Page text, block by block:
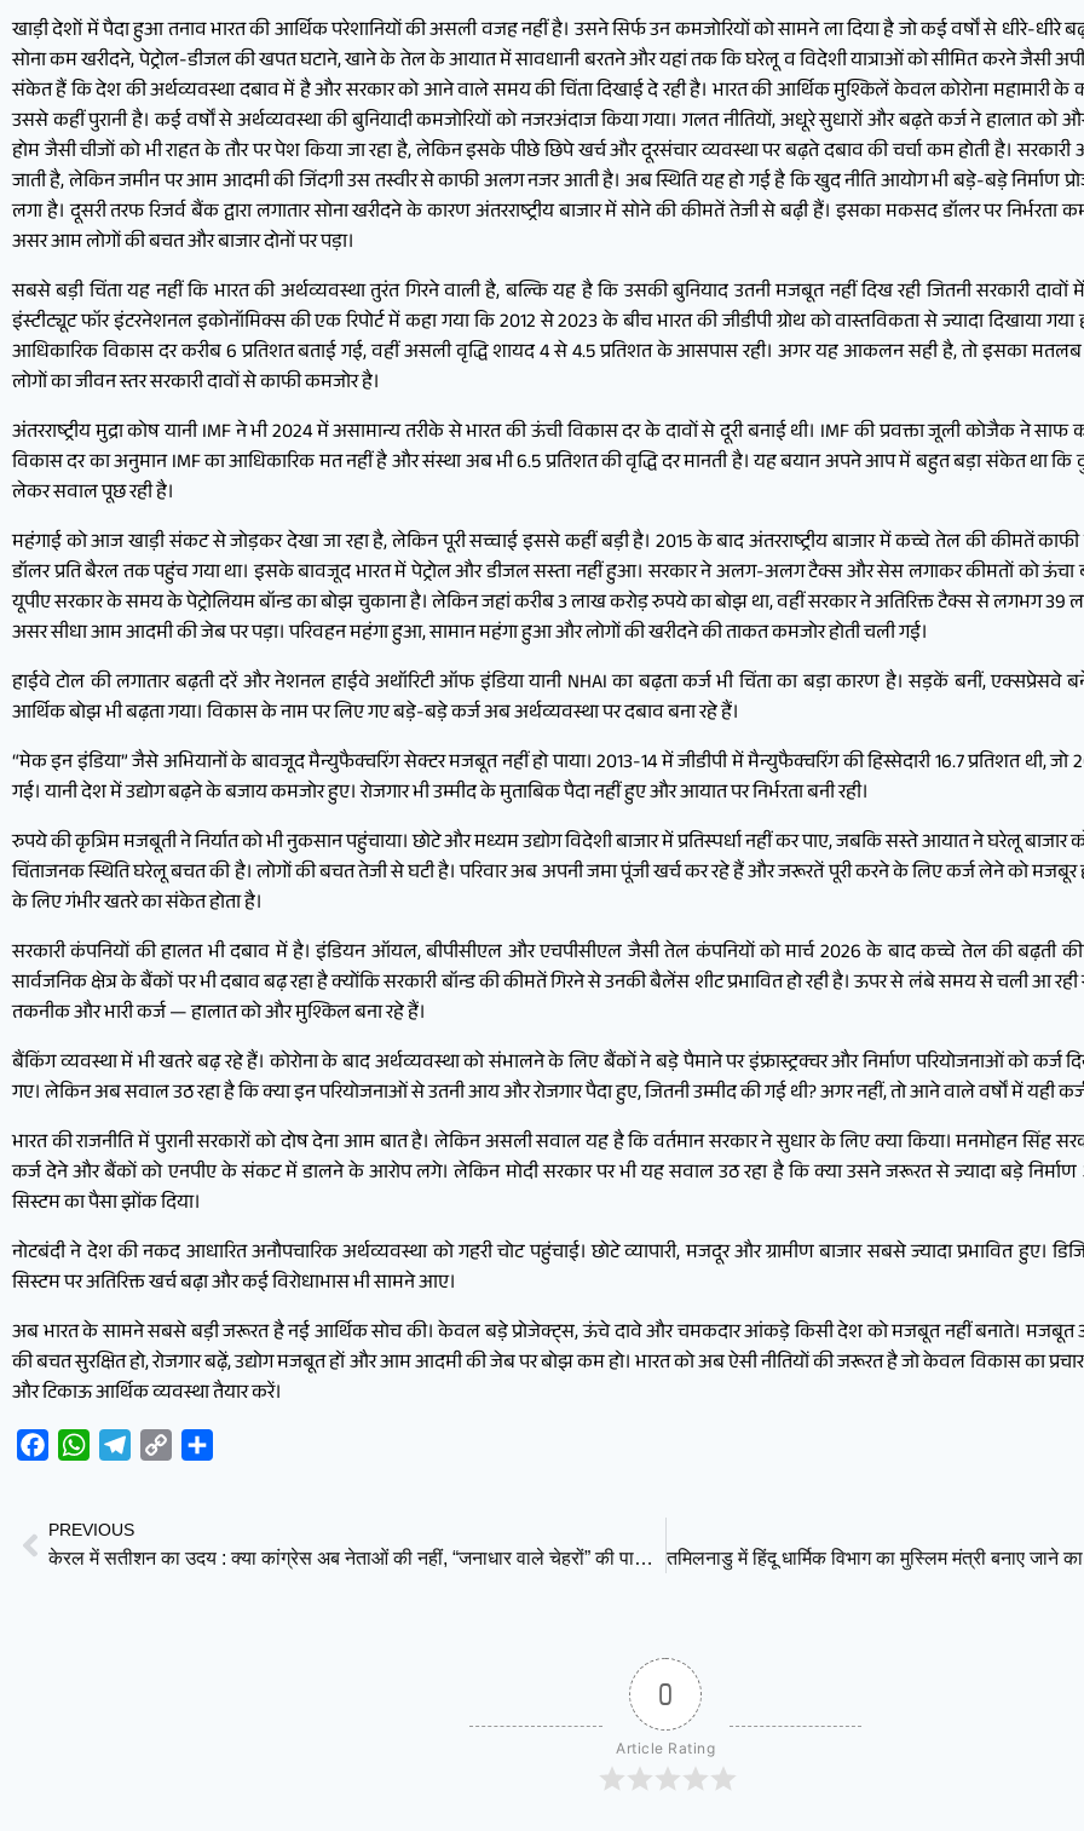
खाड़ी देशों में पैदा हुआ तनाव भारत की आर्थिक परेशानियों की असली वजह नहीं है। उसने सिर्फ उन कमजोरियों को सामने ला दिया है जो कई वर्षों से धीरे-धीरे बढ़ रही
सोना कम खरीदने, पेट्रोल-डीजल की खपत घटाने, खाने के तेल के आयात में सावधानी बरतने और यहां तक कि घरेलू व विदेशी यात्राओं को सीमित करने जैसी
संकेत हैं कि देश की अर्थव्यवस्था दबाव में है और सरकार को आने वाले समय की चिंता दिखाई दे रही है। भारत की आर्थिक मुश्किलें केवल कोरोना महामारी के
उससे कहीं पुरानी है। कई वर्षों से अर्थव्यवस्था की बुनियादी कमजोरियों को नजरअंदाज किया गया। गलत नीतियों, अधूरे सुधारों और बढ़ते कर्ज ने हालात को
होम जैसी चीजों को भी राहत के तौर पर पेश किया जा रहा है, लेकिन इसके पीछे छिपे खर्च और दूरसंचार व्यवस्था पर बढ़ते दबाव की चर्चा कम होती है।
जाती है, लेकिन जमीन पर आम आदमी की जिंदगी उस तस्वीर से काफी अलग नजर आती है। अब स्थिति यह हो गई है कि खुद नीति आयोग भी बड़े-बड़े निर्माण
लगा है। दूसरी तरफ रिजर्व बैंक द्वारा लगातार सोना खरीदने के कारण अंतरराष्ट्रीय बाजार में सोने की कीमतें तेजी से बढ़ी हैं। इसका मकसद डॉलर पर
असर आम लोगों की बचत और बाजार दोनों पर पड़ा।
सबसे बड़ी चिंता यह नहीं कि भारत की अर्थव्यवस्था तुरंत गिरने वाली है, बल्कि यह है कि उसकी बुनियाद उतनी मजबूत नहीं दिख रही जितनी सरकारी दावों
इंस्टीट्यूट फॉर इंटरनेशनल इकोनॉमिक्स की एक रिपोर्ट में कहा गया कि 2012 से 2023 के बीच भारत की जीडीपी ग्रोथ को वास्तविकता से ज्यादा दिखाया गया
आधिकारिक विकास दर करीब 6 प्रतिशत बताई गई, वहीं असली वृद्धि शायद 4 से 4.5 प्रतिशत के आसपास रही। अगर यह आकलन सही है, तो इसका
लोगों का जीवन स्तर सरकारी दावों से काफी कमजोर है।
अंतरराष्ट्रीय मुद्रा कोष यानी IMF ने भी 2024 में असामान्य तरीके से भारत की ऊंची विकास दर के दावों से दूरी बनाई थी। IMF की प्रवक्ता जूली कोजैक ने
विकास दर का अनुमान IMF का आधिकारिक मत नहीं है और संस्था अब भी 6.5 प्रतिशत की वृद्धि दर मानती है। यह बयान अपने आप में बहुत बड़ा संकेत था कि
लेकर सवाल पूछ रही है।
महंगाई को आज खाड़ी संकट से जोड़कर देखा जा रहा है, लेकिन पूरी सच्चाई इससे कहीं बड़ी है। 2015 के बाद अंतरराष्ट्रीय बाजार में कच्चे तेल की कीमतें
डॉलर प्रति बैरल तक पहुंच गया था। इसके बावजूद भारत में पेट्रोल और डीजल सस्ता नहीं हुआ। सरकार ने अलग-अलग टैक्स और सेस लगाकर कीमतों को ऊंचा
यूपीए सरकार के समय के पेट्रोलियम बॉन्ड का बोझ चुकाना है। लेकिन जहां करीब 3 लाख करोड़ रुपये का बोझ था, वहीं सरकार ने अतिरिक्त टैक्स से लगभग
असर सीधा आम आदमी की जेब पर पड़ा। परिवहन महंगा हुआ, सामान महंगा हुआ और लोगों की खरीदने की ताकत कमजोर होती चली गई।
हाईवे टोल की लगातार बढ़ती दरें और नेशनल हाईवे अथॉरिटी ऑफ इंडिया यानी NHAI का बढ़ता कर्ज भी चिंता का बड़ा कारण है। सड़कें बनीं,
आर्थिक बोझ भी बढ़ता गया। विकास के नाम पर लिए गए बड़े-बड़े कर्ज अब अर्थव्यवस्था पर दबाव बना रहे हैं।
“मेक इन इंडिया” जैसे अभियानों के बावजूद मैन्युफैक्चरिंग सेक्टर मजबूत नहीं हो पाया। 2013-14 में जीडीपी में मैन्युफैक्चरिंग की हिस्सेदारी 16.7 प्रतिशत थी, जो
गई। यानी देश में उद्योग बढ़ने के बजाय कमजोर हुए। रोजगार भी उम्मीद के मुताबिक पैदा नहीं हुए और आयात पर निर्भरता बनी रही।
रुपये की कृत्रिम मजबूती ने निर्यात को भी नुकसान पहुंचाया। छोटे और मध्यम उद्योग विदेशी बाजार में प्रतिस्पर्धा नहीं कर पाए, जबकि सस्ते आयात ने घरेलू बाजार
चिंताजनक स्थिति घरेलू बचत की है। लोगों की बचत तेजी से घटी है। परिवार अब अपनी जमा पूंजी खर्च कर रहे हैं और जरूरतें पूरी करने के लिए कर्ज लेने को मजबूर
के लिए गंभीर खतरे का संकेत होता है।
सरकारी कंपनियों की हालत भी दबाव में है। इंडियन ऑयल, बीपीसीएल और एचपीसीएल जैसी तेल कंपनियों को मार्च 2026 के बाद कच्चे तेल की बढ़ती
सार्वजनिक क्षेत्र के बैंकों पर भी दबाव बढ़ रहा है क्योंकि सरकारी बॉन्ड की कीमतें गिरने से उनकी बैलेंस शीट प्रभावित हो रही है। ऊपर से लंबे समय से चली आ
तकनीक और भारी कर्ज — हालात को और मुश्किल बना रहे हैं।
बैंकिंग व्यवस्था में भी खतरे बढ़ रहे हैं। कोरोना के बाद अर्थव्यवस्था को संभालने के लिए बैंकों ने बड़े पैमाने पर इंफ्रास्ट्रक्चर और निर्माण परियोजनाओं को कर्ज
गए। लेकिन अब सवाल उठ रहा है कि क्या इन परियोजनाओं से उतनी आय और रोजगार पैदा हुए, जितनी उम्मीद की गई थी? अगर नहीं, तो आने वाले वर्षों में यही
भारत की राजनीति में पुरानी सरकारों को दोष देना आम बात है। लेकिन असली सवाल यह है कि वर्तमान सरकार ने सुधार के लिए क्या किया। मनमोहन सिंह
कर्ज देने और बैंकों को एनपीए के संकट में डालने के आरोप लगे। लेकिन मोदी सरकार पर भी यह सवाल उठ रहा है कि क्या उसने जरूरत से ज्यादा बड़े
सिस्टम का पैसा झोंक दिया।
नोटबंदी ने देश की नकद आधारित अनौपचारिक अर्थव्यवस्था को गहरी चोट पहुंचाई। छोटे व्यापारी, मजदूर और ग्रामीण बाजार सबसे ज्यादा प्रभावित हुए।
सिस्टम पर अतिरिक्त खर्च बढ़ा और कई विरोधाभास भी सामने आए।
अब भारत के सामने सबसे बड़ी जरूरत है नई आर्थिक सोच की। केवल बड़े प्रोजेक्ट्स, ऊंचे दावे और चमकदार आंकड़े किसी देश को मजबूत नहीं बनाते। मजबूत
की बचत सुरक्षित हो, रोजगार बढ़ें, उद्योग मजबूत हों और आम आदमी की जेब पर बोझ कम हो। भारत को अब ऐसी नीतियों की जरूरत है जो केवल विकास का
और टिकाऊ आर्थिक व्यवस्था तैयार करें।
FacebookWhatsAppTelegram
Copy
PREVIOUS
केरल में सतीशन का उदय : क्या कांग्रेस अब नेताओं की नहीं, “जनाधार वाले चेहरों” की पार्टी बनती जा रही है?
0
Article Rating